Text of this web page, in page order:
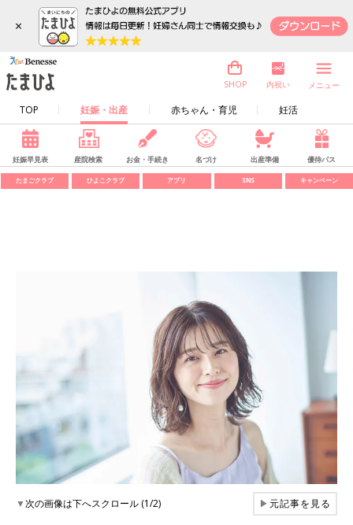
×
TOP 妊娠・出産 赤ちゃん・育児 妊活
SHOP 内祝い メニュー
妊娠早見表 産院検索 お金・手続き 名づけ 出産準備 優待パス
たまごクラブ ひよこクラブ アプリ SNS キャンペーン
▼次の画像は下へスクロール (1/2) ▶元記事を見る